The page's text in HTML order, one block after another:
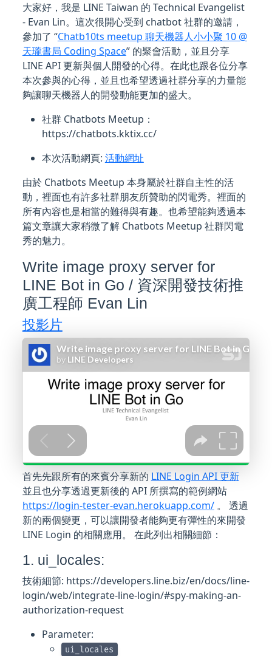
大家好，我是 LINE Taiwan 的 Technical Evangelist
- Evan Lin。這次很開心受到 chatbot 社群的邀請，
參加了 “Chatb10ts meetup 聊天機器人小小聚 10 @
天瓏書局 Coding Space” 的聚會活動，並且分享
LINE API 更新與個人開發的心得。在此也跟各位分享
本次參與的心得，並且也希望透過社群分享的力量能
夠讓聊天機器人的開發動能更加的盛大。
社群 Chatbots Meetup：
https://chatbots.kktix.cc/
本次活動網頁: 活動網址
由於 Chatbots Meetup 本身屬於社群自主性的活
動，裡面也有許多社群朋友所贊助的閃電秀。裡面的
所有內容也是相當的難得與有趣。也希望能夠透過本
篇文章讓大家稍微了解 Chatbots Meetup 社群閃電
秀的魅力。
Write image proxy server for
LINE Bot in Go / 資深開發技術推
廣工程師 Evan Lin
投影片
首先先跟所有的來賓分享新的 LINE Login API 更新
並且也分享透過更新後的 API 所撰寫的範例網站
https://login-tester-evan.herokuapp.com/。 透過
新的兩個變更，可以讓開發者能夠更有彈性的來開發
LINE Login 的相關應用。 在此列出相關細節：
1. ui_locales:
技術細節: https://developers.line.biz/en/docs/line-
login/web/integrate-line-login/#spy-making-an-
authorization-request
Parameter:
ui_locales